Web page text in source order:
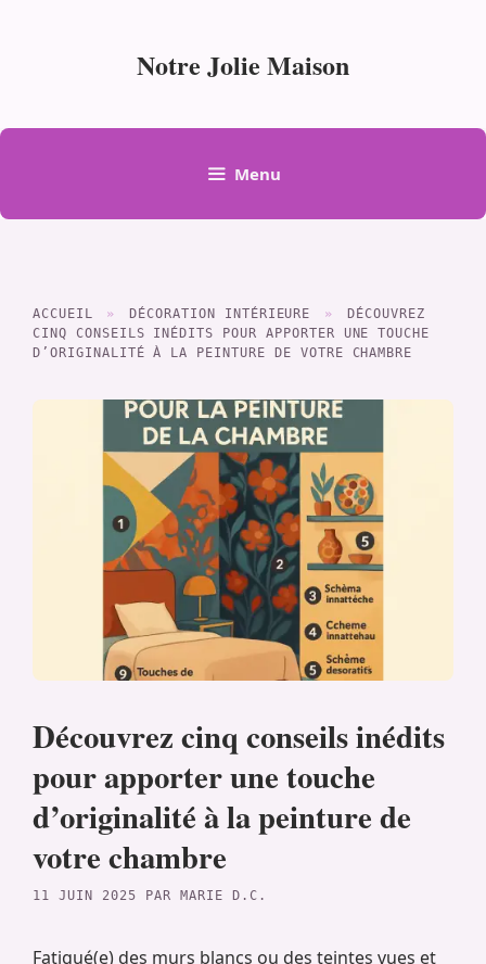
Notre Jolie Maison
Menu
ACCUEIL » DÉCORATION INTÉRIEURE »
DÉCOUVREZ
CINQ CONSEILS INÉDITS POUR APPORTER UNE TOUCHE
D’ORIGINALITÉ À LA PEINTURE DE VOTRE CHAMBRE
Découvrez cinq conseils inédits
pour apporter une touche
d’originalité à la peinture de
votre chambre
11 JUIN 2025 PAR MARIE D.C.
Fatigué(e) des murs blancs ou des teintes vues et